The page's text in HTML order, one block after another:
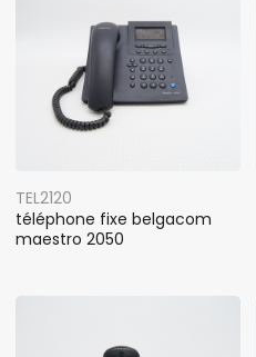
TEL2120
téléphone fixe belgacom
maestro 2050